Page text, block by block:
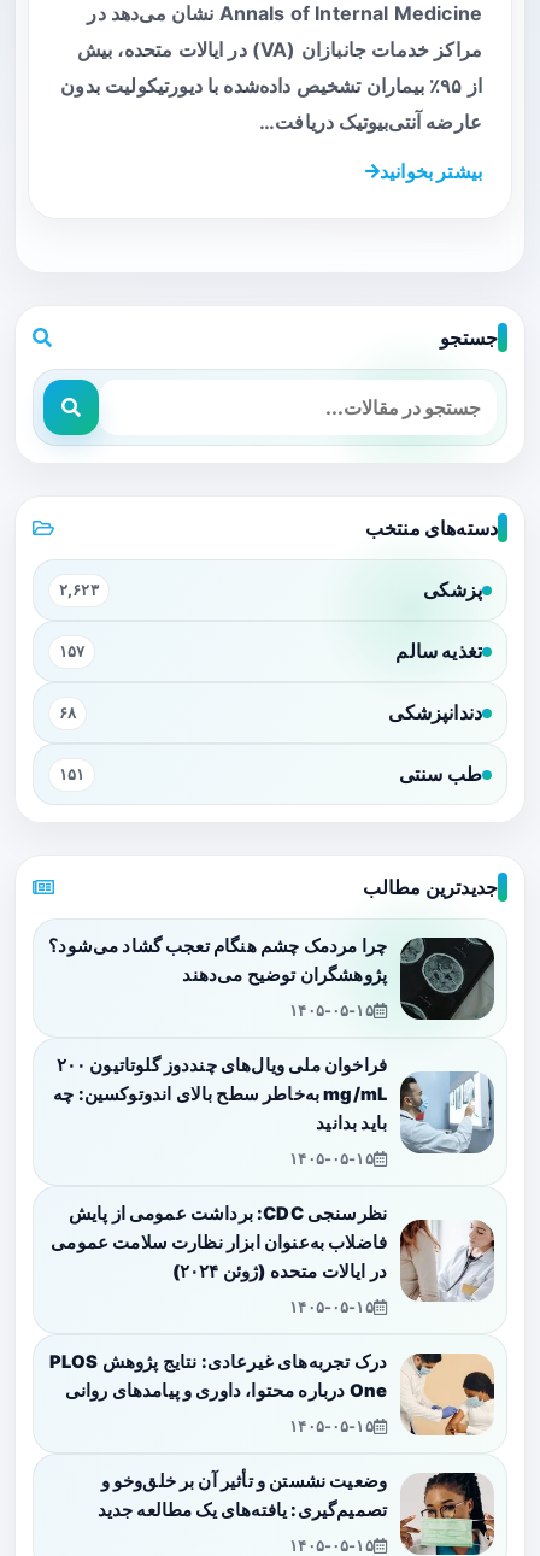
Annals of Internal Medicine نشان می‌دهد در
مراکز خدمات جانبازان (VA) در ایالات متحده، بیش
از ۹۵٪ بیماران تشخیص داده‌شده با دیورتیکولیت بدون
عارضه آنتی‌بیوتیک دریافت…
بیشتر بخوانید
جستجو
دسته‌های منتخب
پزشکی ۲,۶۲۳
تغذیه سالم ۱۵۷
دندانپزشکی ۶۸
طب سنتی ۱۵۱
جدیدترین مطالب
چرا مردمک چشم هنگام تعجب گشاد می‌شود؟
پژوهشگران توضیح می‌دهند
۱۴۰۵-۰۵-۱۵
فراخوان ملی ویال‌های چنددوز گلوتاتیون ۲۰۰
mg/mL به‌خاطر سطح بالای اندوتوکسین: چه
باید بدانید
۱۴۰۵-۰۵-۱۵
نظرسنجی CDC: برداشت عمومی از پایش
فاضلاب به‌عنوان ابزار نظارت سلامت عمومی
در ایالات متحده (ژوئن ۲۰۲۴)
۱۴۰۵-۰۵-۱۵
درک تجربه‌های غیرعادی: نتایج پژوهش PLOS
One درباره محتوا، داوری و پیامدهای روانی
۱۴۰۵-۰۵-۱۵
وضعیت نشستن و تأثیر آن بر خلق‌وخو و
تصمیم‌گیری: یافته‌های یک مطالعه جدید
۱۴۰۵-۰۵-۱۵